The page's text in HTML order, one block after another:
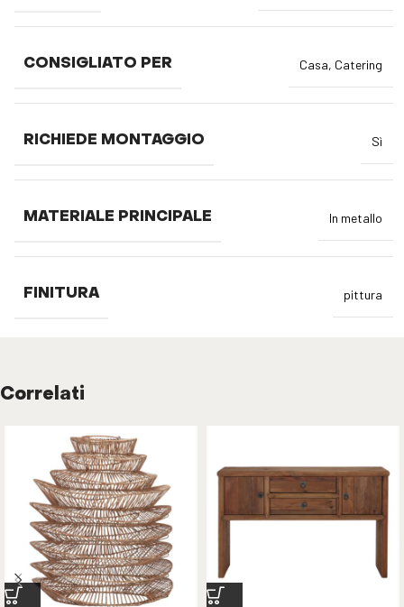
CONSIGLIATO PER Casa, Catering
RICHIEDE MONTAGGIO Sì
MATERIALE PRINCIPALE In metallo
FINITURA pittura
Correlati